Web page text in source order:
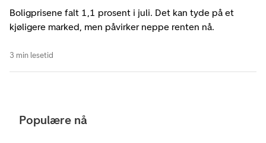
Boligprisene falt 1,1 prosent i juli. Det kan tyde på et
kjøligere marked, men påvirker neppe renten nå.
3 min lesetid
Populære nå